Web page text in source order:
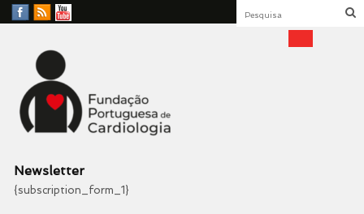
Facebook
RSS
YouTube
Fundação Portuguesa
Cardiologia
Newsletter
{subscription_form_1}